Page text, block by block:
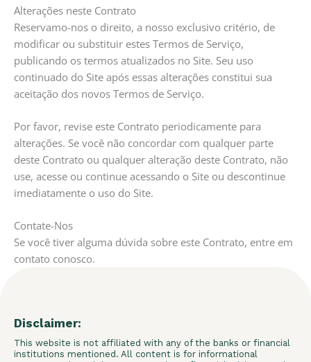
Alterações neste Contrato
Reservamo-nos o direito, a nosso exclusivo critério, de
modificar ou substituir estes Termos de Serviço,
publicando os termos atualizados no Site. Seu uso
continuado do Site após essas alterações constitui sua
aceitação dos novos Termos de Serviço.
Por favor, revise este Contrato periodicamente para
alterações. Se você não concordar com qualquer parte
deste Contrato ou qualquer alteração deste Contrato, não
use, acesse ou continue acessando o Site ou descontinue
imediatamente o uso do Site.
Contate-Nos
Se você tiver alguma dúvida sobre este Contrato, entre em
contato conosco.
Disclaimer:
This website is not affiliated with any of the banks or financial
institutions mentioned. All content is for informational